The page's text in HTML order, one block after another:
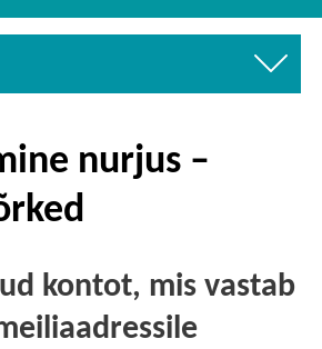
nurjus –
kontot, mis vastab